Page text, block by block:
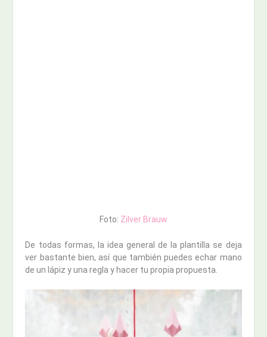
Foto: Zilver Brauw
De todas formas, la idea general de la plantilla se deja
ver bastante bien, así que también puedes echar mano
de un lápiz y una regla y hacer tu propia propuesta.